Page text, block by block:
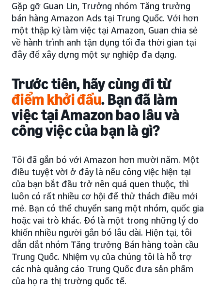
Gặp gỡ Guan Lin, Trưởng nhóm Tăng trưởng
bán hàng Amazon Ads tại Trung Quốc. Với hơn
một thập kỷ làm việc tại Amazon, Guan chia sẻ
về hành trình anh tận dụng tối đa thời gian tại
đây để xây dựng một sự nghiệp đa dạng.
Trước tiên, hãy cùng đi từ
điểm khởi đầu. Bạn đã làm
việc tại Amazon bao lâu và
công việc của bạn là gì?
Tôi đã gắn bó với Amazon hơn mười năm. Một
điều tuyệt vời ở đây là nếu công việc hiện tại
của bạn bắt đầu trở nên quá quen thuộc, thì
luôn có rất nhiều cơ hội để thử thách điều mới
mẻ. Bạn có thể chuyển sang một nhóm, quốc gia
hoặc vai trò khác. Đó là một trong những lý do
khiến nhiều người gắn bó lâu dài. Hiện tại, tôi
dẫn dắt nhóm Tăng trưởng Bán hàng toàn cầu
Trung Quốc. Nhiệm vụ của chúng tôi là hỗ trợ
các nhà quảng cáo Trung Quốc đưa sản phẩm
của họ ra thị trường quốc tế.